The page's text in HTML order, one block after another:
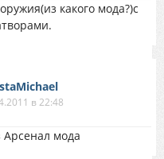
какого мода?)с
в 22:48
Арсенал мода